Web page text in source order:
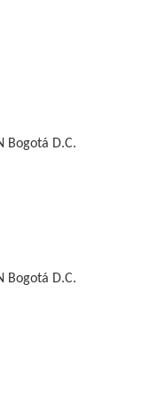
Bogotá D.C.
Bogotá D.C.